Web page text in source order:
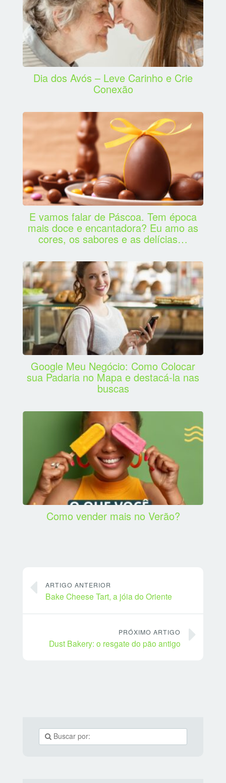
Dia dos Avós – Leve Carinho e Crie
Conexão
E vamos falar de Páscoa. Tem época
mais doce e encantadora? Eu amo as
cores, os sabores e as delícias…
Google Meu Negócio: Como Colocar
sua Padaria no Mapa e destacá-la nas
buscas
Como vender mais no Verão?
ARTIGO ANTERIOR
Bake Cheese Tart, a jóia do Oriente
PRÓXIMO ARTIGO
Dust Bakery: o resgate do pão antigo